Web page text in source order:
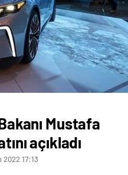
Mustafa
açıkladı
2022 17:13